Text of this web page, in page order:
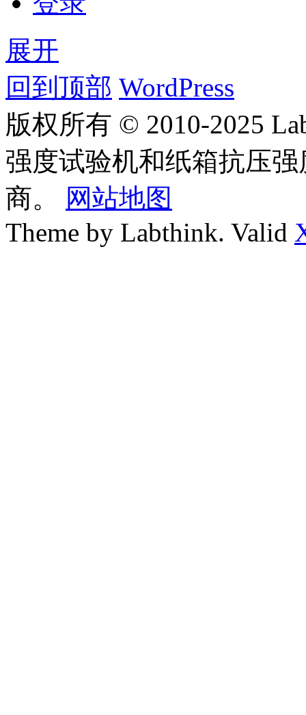
展开
回到顶部 WordPress
版权所有 © 2010-2025
强度试验机和纸箱抗压
商。
网站地图
Theme by Labthink. Valid